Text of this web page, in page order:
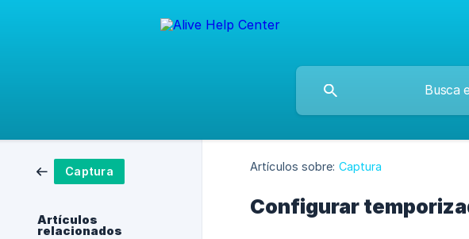
Captura
Artículos
relacionados
Artículos sobre: Captura
Configurar